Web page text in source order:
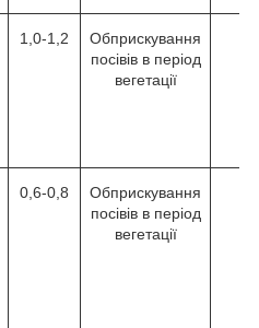
1,0-1,2
Обприскування
посівів в період
вегетації
0,6-0,8
Обприскування
посівів в період
вегетації